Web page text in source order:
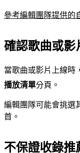
參考編輯團隊提供的
確認歌曲或影
當歌曲或影片上線時
播放清單分頁。
編輯團隊可能會挑選
首。
不保證收錄推